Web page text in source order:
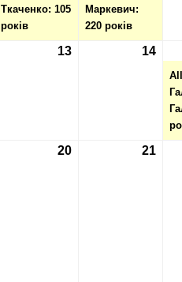
Ткаченко: 105
років
Маркевич:
220 років
13 14
20 21